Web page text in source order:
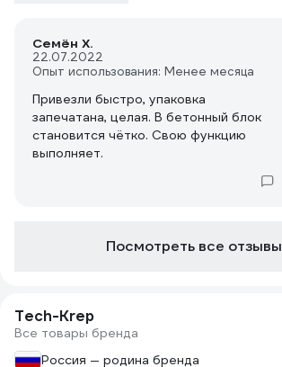
Семён Х.
22.07.2022
Опыт использования: Менее месяца
Привезли быстро, упаковка
запечатана, целая. В бетонный блок
становится чётко. Свою функцию
выполняет.
Посмотреть все отзывы
Tech-Krep
Все товары бренда
Россия — родина бренда